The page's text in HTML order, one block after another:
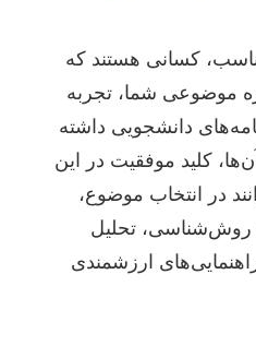
کسانی هستند که
موضوعی شما، تجربه
دانشجویی داشته
کلید موفقیت در این
در انتخاب موضوع،
روش‌شناسی، تحلیل
ارزشمندی